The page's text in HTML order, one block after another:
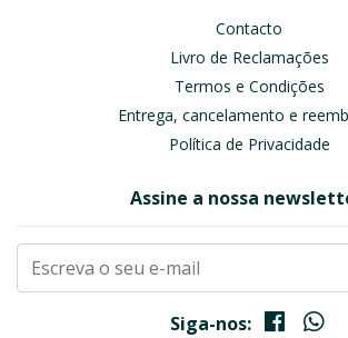
Contacto
Livro de Reclamações
Termos e Condições
Entrega, cancelamento e
Política de Privacidade
Assine a nossa
Siga-nos: